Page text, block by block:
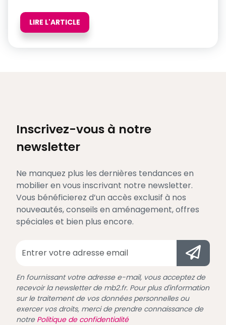
LIRE L'ARTICLE
Inscrivez-vous à notre
newsletter
Ne manquez plus les dernières tendances en
mobilier en vous inscrivant notre newsletter.
Vous bénéficierez d’un accès exclusif à nos
nouveautés, conseils en aménagement, offres
spéciales et bien plus encore.
En fournissant votre adresse e-mail, vous acceptez de
recevoir la newsletter de mb2.fr. Pour plus d'information
sur le traitement de vos données personnelles ou
exercer vos droits, merci de prendre connaissance de
notre Politique de confidentialité